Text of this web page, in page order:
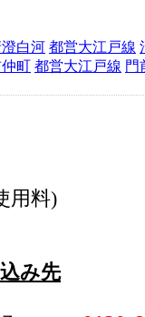
白河 都営大江戸線
町 都営大江戸線 門
用料)
み先